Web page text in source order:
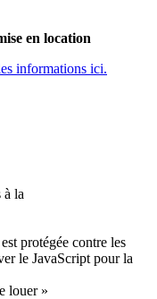
en location
informations ici.
à la
protégée contre les
le JavaScript pour la
louer »